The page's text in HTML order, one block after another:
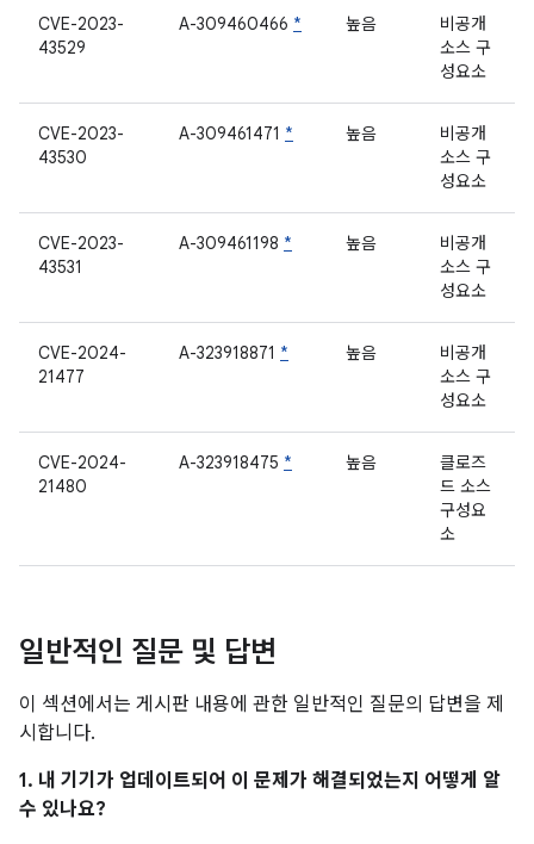
CVE-2023-
43529
A-309460466 * 높음
비공개
소스 구
성요소
CVE-2023-
43530
A-309461471 * 높음
비공개
소스 구
성요소
CVE-2023-
43531
A-309461198 * 높음
비공개
소스 구
성요소
CVE-2024-
21477
A-323918871 * 높음
비공개
소스 구
성요소
CVE-2024-
21480
A-323918475 * 높음
클로즈
드 소스
구성요
소
일반적인 질문 및 답변
이 섹션에서는 게시판 내용에 관한 일반적인 질문의 답변을 제
시합니다.
1. 내 기기가 업데이트되어 이 문제가 해결되었는지 어떻게 알
수 있나요?